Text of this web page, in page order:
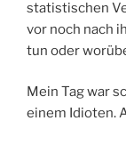
statistischen
vor noch nach
tun oder
Mein Tag war
einem Idioten.